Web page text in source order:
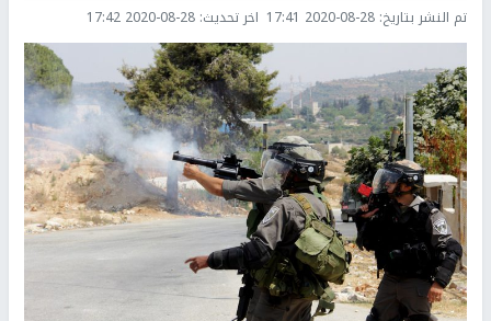
تم النشر بتاريخ: 2020-08-28 17:41 اخر تحديث: 2020-08-28 17:42